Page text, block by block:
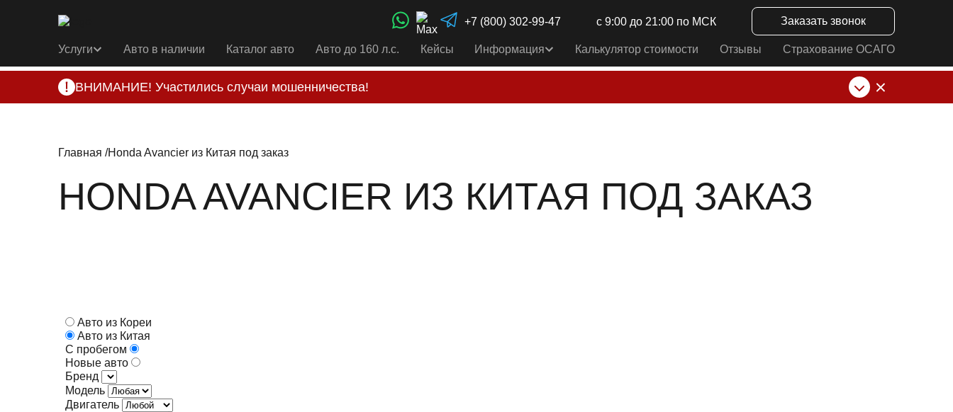
+7 (800) 302-99-47 с 9:00 до 21:00 по МСК Заказать звонок
Услуги Авто в наличии Каталог авто Авто до 160 л.с. Кейсы Информация Калькулятор стоимости Отзывы Страхование ОСАГО
ВНИМАНИЕ! Участились случаи мошенничества!
Главная Honda Avancier из Китая под заказ
HONDA AVANCIER ИЗ КИТАЯ ПОД ЗАКАЗ
Авто из Кореи
Авто из Китая
С пробегом
Новые авто
Бренд
Модель
Двигатель